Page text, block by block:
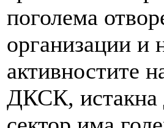
поголема
организации и
активностите
ДКСК, истакна